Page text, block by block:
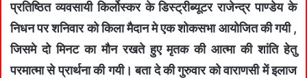
प्रतिष्ठित व्यवसायी किर्लोस्कर के डिस्ट्रीब्यूटर राजेन्द्र पाण्डेय के
निधन पर शनिवार को किला मैदान मे एक शोकसभा आयोजित की गयी ,
जिसमे दो मिनट का मौन रखते हुए मृतक की आत्मा की शांति हेतु
परमात्मा से प्रार्थना की गयी। बता दे की गुरुवार को वाराणसी में इलाज